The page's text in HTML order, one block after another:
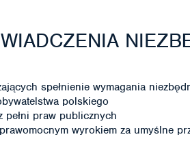
spełnienie wymagania
polskiego
pełni praw publicznych
wyrokiem za umyślne